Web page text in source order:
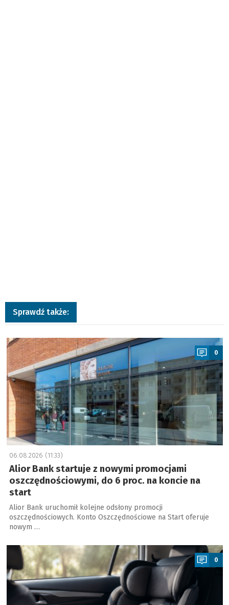
Sprawdź także:
a
0
06.08.2026 (11:33)
Alior Bank startuje z nowymi promocjami
oszczędnościowymi, do 6 proc. na koncie na
start
Alior Bank uruchomił kolejne odsłony promocji
oszczędnościowych. Konto Oszczędnościowe na Start oferuje
nowym …
a
0